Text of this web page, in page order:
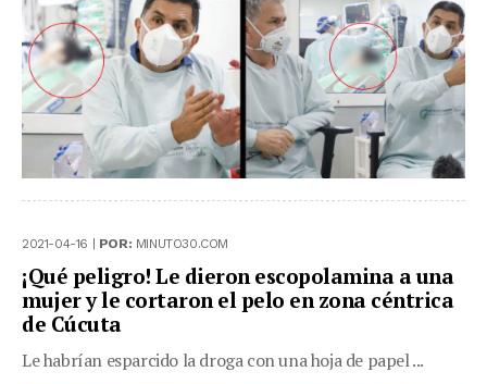
2021-04-16 | POR: MINUTO30.COM
¡Qué peligro! Le dieron escopolamina a una
mujer y le cortaron el pelo en zona céntrica
de Cúcuta
Le habrían esparcido la droga con una hoja de papel ...